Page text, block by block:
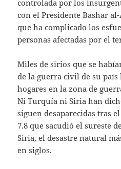
controlada por los
con el Presidente Bashar
que ha complicado los
personas afectadas por el
Miles de sirios que se
de la guerra civil de su país
hogares en la zona de
Ni Turquía ni Siria han
siguen desaparecidas tras
7.8 que sacudió el sureste
Siria, el desastre natural
en siglos.